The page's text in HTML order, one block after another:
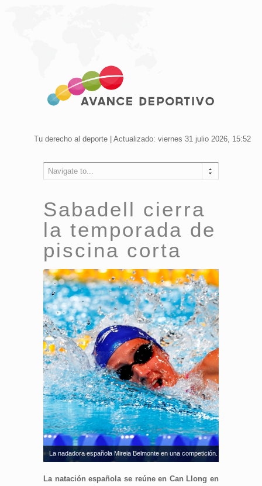
Tu derecho al deporte | Actualizado: viernes 31 julio 2026, 15:52
Navigate to...
Sabadell cierra
la temporada de
piscina corta
La nadadora española Mireia Belmonte en una competición. Fuente: RFEN
La natación española se reúne en Can Llong en